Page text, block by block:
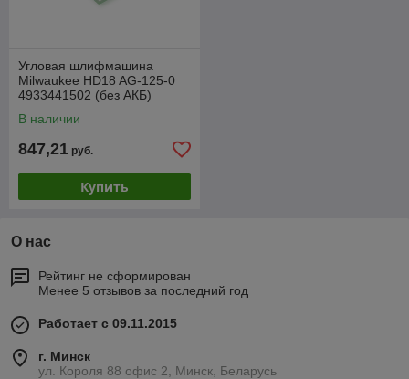
Угловая шлифмашина
Milwaukee HD18 AG-125-0
4933441502 (без АКБ)
В наличии
847,21 руб.
Купить
О нас
Рейтинг не сформирован
Менее 5 отзывов за последний год
Работает с 09.11.2015
г. Минск
ул. Короля 88 офис 2, Минск, Беларусь